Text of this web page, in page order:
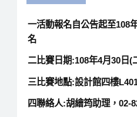
一活動報名自公告起至108
名
二比賽日期:108年4月30日(
三比賽地點:設計館四樓
四聯絡人:胡繪筠助理，02-